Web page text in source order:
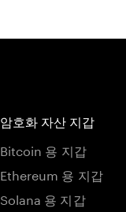
암호화 자산 지갑
Bitcoin 용 지갑
Ethereum 용 지갑
Solana 용 지갑